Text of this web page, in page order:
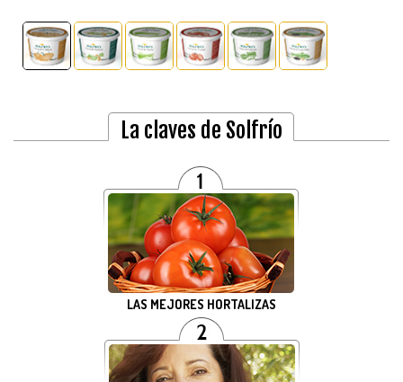
La claves de Solfrío
LAS MEJORES HORTALIZAS